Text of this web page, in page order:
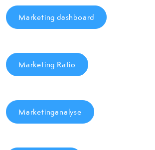
Marketing dashboard
Marketing Ratio
Marketinganalyse